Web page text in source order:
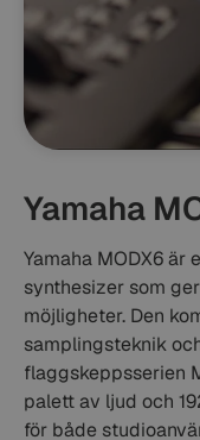
Yamaha
Yamaha MODX6 är
synthesizer som
möjligheter. Den
samplingsteknik
flaggskeppsserien
palett av ljud och
för både